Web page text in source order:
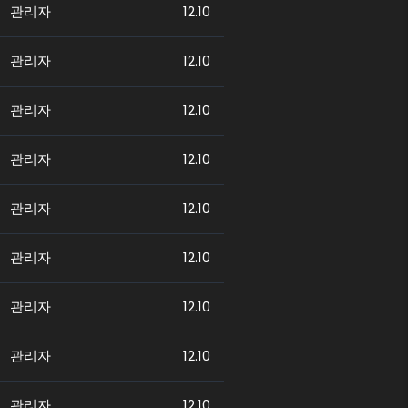
관리자 12.10
관리자 12.10
관리자 12.10
관리자 12.10
관리자 12.10
관리자 12.10
관리자 12.10
관리자 12.10